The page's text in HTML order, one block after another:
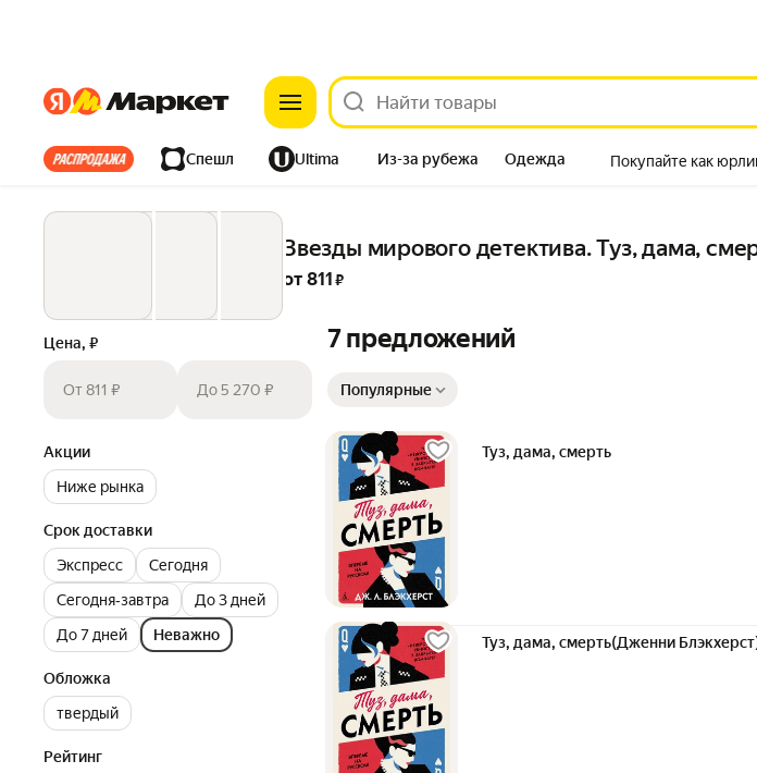
ЯндексЯндекс
Все хиты Спешл Ultima Из-за рубежа Одежда
Дом Ремонт Детям Красота
Покупайте как
Звезды мирового детектива. Туз, дама,
от 811 ₽
Цена, ₽
От 811 ₽ До 5 270 ₽
Акции
Ниже рынка
Срок доставки
Экспресс
Сегодня
Сегодня‐завтра
До 3 дней
До 7 дней
Неважно
Обложка
твердый
Рейтинг
7 предложений
Популярные
Туз, дама, смерть
Туз, дама, смерть(Дженни